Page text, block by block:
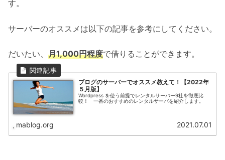
す。
サーバーのオススメは以下の記事を参考にしてください。
だいたい、 月1,000円程度で借りることができます。
ブログのサーバーでオススメ教えて！【2022年
５月版】
Wordpress を使う前提でレンタルサーバー9社を徹底比
較！ 一番のおすすめのレンタルサーバを紹介します。
mablog.org 2021.07.01